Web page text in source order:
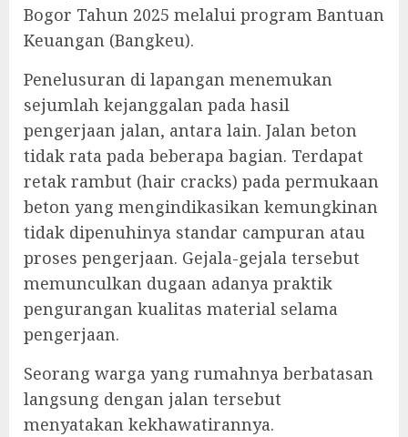
Bogor Tahun 2025 melalui program Bantuan
Keuangan (Bangkeu).
‎Penelusuran di lapangan menemukan
sejumlah kejanggalan pada hasil
pengerjaan jalan, antara lain. Jalan beton
tidak rata pada beberapa bagian. Terdapat
retak rambut (hair cracks) pada permukaan
beton yang mengindikasikan kemungkinan
tidak dipenuhinya standar campuran atau
proses pengerjaan. Gejala-gejala tersebut
memunculkan dugaan adanya praktik
pengurangan kualitas material selama
pengerjaan.
Seorang warga yang rumahnya berbatasan
langsung dengan jalan tersebut
menyatakan kekhawatirannya.